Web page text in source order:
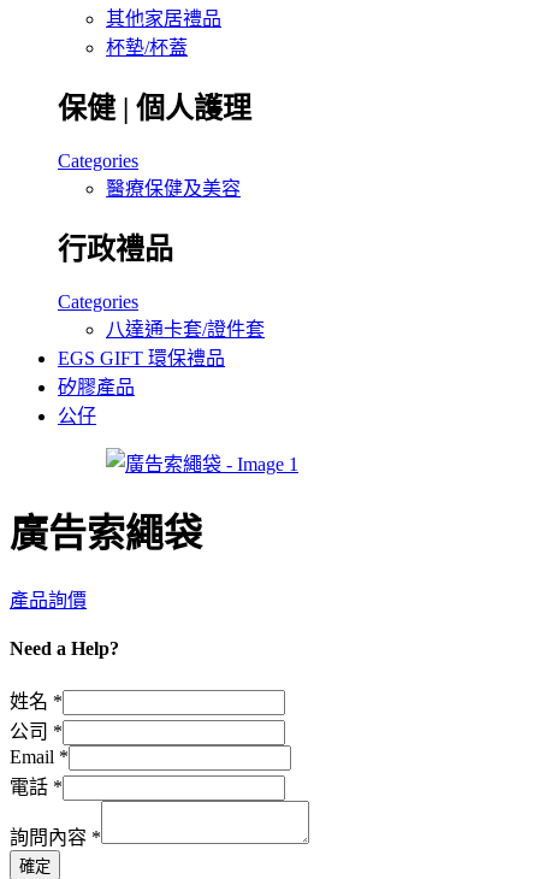
其他家居禮品
杯墊/杯蓋
保健 | 個人護理
Categories
醫療保健及美容
行政禮品
Categories
八達通卡套/證件套
EGS GIFT 環保禮品
矽膠產品
公仔
廣告索繩袋
產品詢價
Need a Help?
姓名 *
電
話
Email
名
公司 *
Email *
電話 *
詢問內容 *
確定